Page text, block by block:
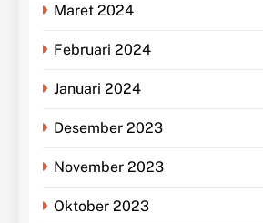
Maret 2024
Februari 2024
Januari 2024
Desember 2023
November 2023
Oktober 2023